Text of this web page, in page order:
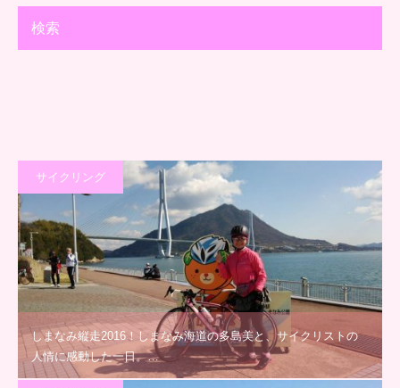
検索
サイクリング
しまなみ縦走2016！しまなみ海道の多島美と、サイクリストの
人情に感動した一日。…